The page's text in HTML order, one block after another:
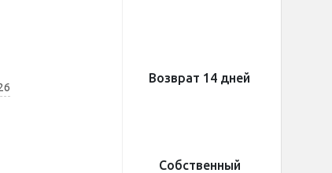
Возврат 14 дней
Собственный